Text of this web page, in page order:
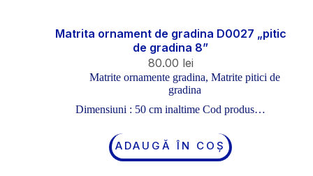
Matrita ornament de gradina D0027 „pitic
de gradina 8”
80.00 lei
Matrite ornamente gradina, Matrite pitici de
gradina
Dimensiuni : 50 cm inaltime Cod produs…
ADAUGĂ ÎN COȘ